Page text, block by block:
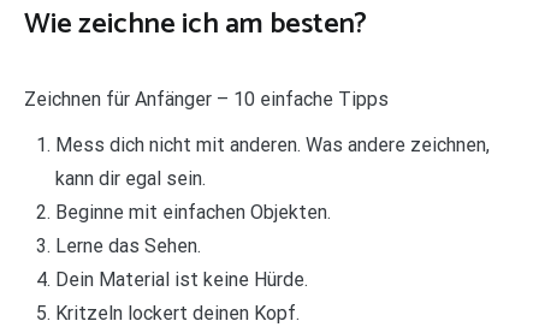
Wie zeichne ich am besten?
Zeichnen für Anfänger – 10 einfache Tipps
Mess dich nicht mit anderen. Was andere zeichnen,
kann dir egal sein.
Beginne mit einfachen Objekten.
Lerne das Sehen.
Dein Material ist keine Hürde.
Kritzeln lockert deinen Kopf.